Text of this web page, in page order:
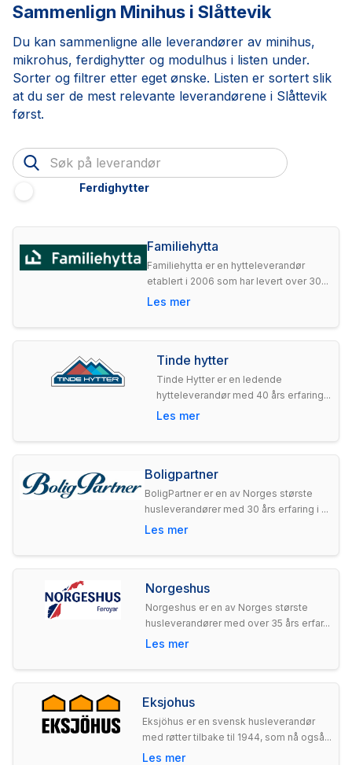
Sammenlign Minihus i Slåttevik
Du kan sammenligne alle leverandører av minihus,
mikrohus, ferdighytter og modulhus i listen under.
Sorter og filtrer etter eget ønske. Listen er sortert slik
at du ser de mest relevante leverandørene i Slåttevik
først.
Ferdighytter
Familiehytta
Familiehytta er en hytteleverandør
etablert i 2006 som har levert over 30...
Les mer
Tinde hytter
Tinde Hytter er en ledende
hytteleverandør med 40 års erfaring...
Les mer
Boligpartner
BoligPartner er en av Norges største
husleverandører med 30 års erfaring i ...
Les mer
Norgeshus
Norgeshus er en av Norges største
husleverandører med over 35 års erfar...
Les mer
Eksjohus
Eksjöhus er en svensk husleverandør
med røtter tilbake til 1944, som nå også...
Les mer